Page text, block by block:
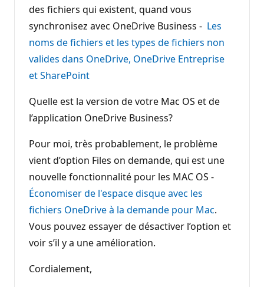
des fichiers qui existent, quand vous
synchronisez avec OneDrive Business - Les
noms de fichiers et les types de fichiers non
valides dans OneDrive, OneDrive Entreprise
et SharePoint
Quelle est la version de votre Mac OS et de
l’application OneDrive Business?
Pour moi, très probablement, le problème
vient d’option Files on demande, qui est une
nouvelle fonctionnalité pour les MAC OS -
Économiser de l'espace disque avec les
fichiers OneDrive à la demande pour Mac.
Vous pouvez essayer de désactiver l’option et
voir s’il y a une amélioration.
Cordialement,